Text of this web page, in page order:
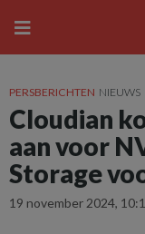
PERSBERICHTEN NIEUWS
Cloudian
aan voor
Storage
19 november 2024,